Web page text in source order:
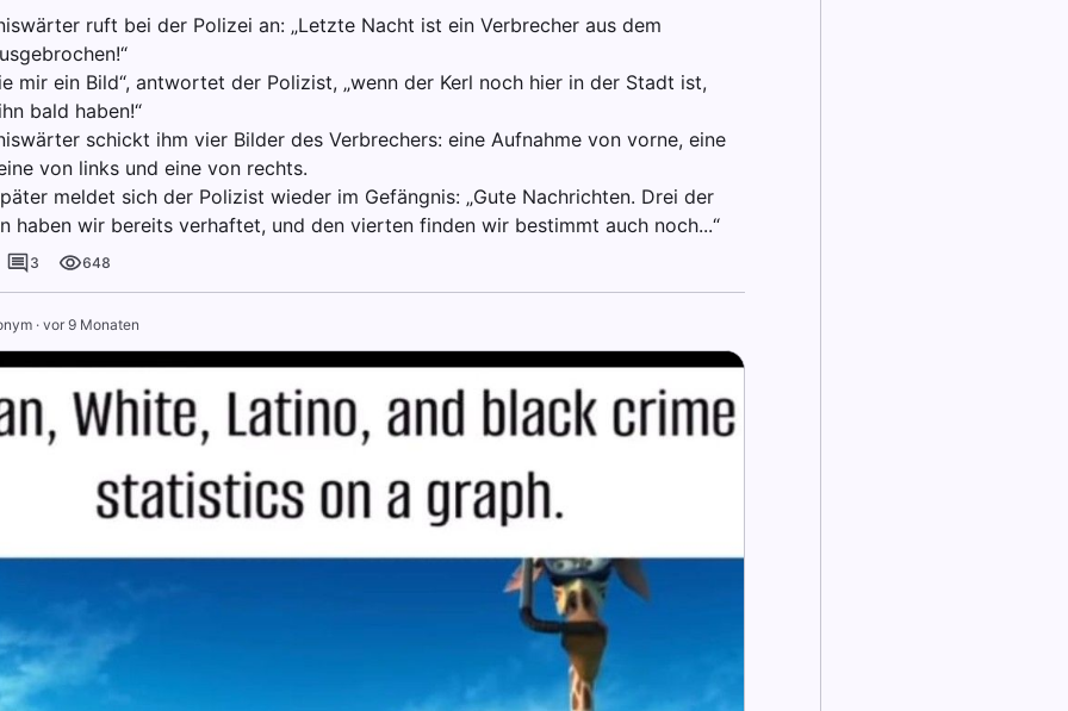
ruft bei der Polizei an: „Letzte Nacht ist ein Verbrecher aus dem
mir ein Bild“, antwortet der Polizist, „wenn der Kerl noch hier in der Stadt ist,
bald haben!“
schickt ihm vier Bilder des Verbrechers: eine Aufnahme von vorne, eine
von links und eine von rechts.
meldet sich der Polizist wieder im Gefängnis: „Gute Nachrichten. Drei der
haben wir bereits verhaftet, und den vierten finden wir bestimmt auch noch...“
3 648
· vor 9 Monaten